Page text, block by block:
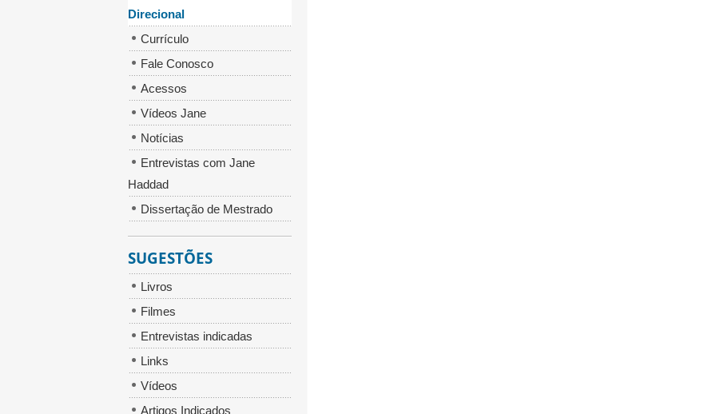
Direcional
Currículo
Fale Conosco
Acessos
Vídeos Jane
Notícias
Entrevistas com Jane
Haddad
Dissertação de Mestrado
SUGESTÕES
Livros
Filmes
Entrevistas indicadas
Links
Vídeos
Artigos Indicados